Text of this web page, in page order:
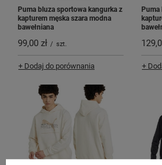
Puma bluza sportowa kangurka z
kapturem męska szara modna
bawełniana
99,00 zł / szt.
+ Dodaj do porównania +